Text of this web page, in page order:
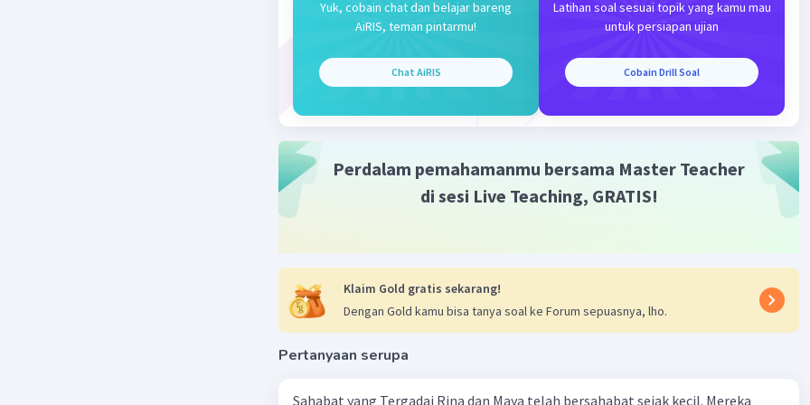
pembenaran atas kitab-kitab sebelumnya bahwa kitab-kitab
tersebut datang dari Allah swt.
Beri Rating·5.0 Balas
Yuk, cobain chat dan belajar bareng
AiRIS, teman pintarmu!
Chat AiRIS
Latihan soal sesuai topik yang kamu mau
untuk persiapan ujian
Cobain Drill Soal
Perdalam pemahamanmu bersama Master Teacher
di sesi Live Teaching, GRATIS!
Klaim Gold gratis sekarang!
Dengan Gold kamu bisa tanya soal ke Forum sepuasnya, lho.
Pertanyaan serupa
Sahabat yang Tergadai Rina dan Maya telah bersahabat sejak kecil. Mereka